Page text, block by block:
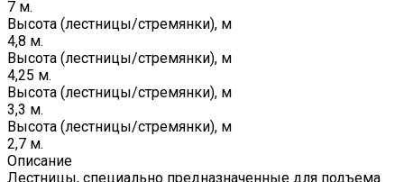
7 м.
Высота (лестницы/стремянки), м
4,8 м.
Высота (лестницы/стремянки), м
4,25 м.
Высота (лестницы/стремянки), м
3,3 м.
Высота (лестницы/стремянки), м
2,7 м.
Описание
Лестницы, специально предназначенные для подъема